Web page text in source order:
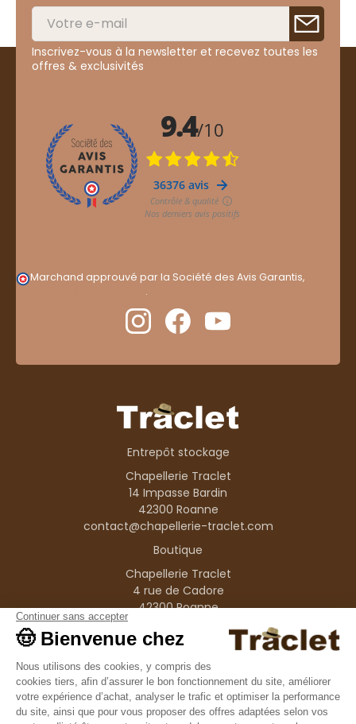
Inscrivez-vous à la newsletter et recevez toutes les
offres & exclusivités
Marchand approuvé par la Société des Avis Garantis,
.
Entrepôt stockage
Chapellerie Traclet
14 Impasse Bardin
42300 Roanne
contact@chapellerie-traclet.com
Boutique
Chapellerie Traclet
4 rue de Cadore
42300 Roanne
Produits
Nos marques